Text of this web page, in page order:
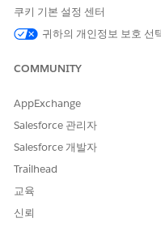
수하지 않습니다.
쿠키 기본 설정 센터
귀하의 개인정보 보호 선
COMMUNITY
AppExchange
Salesforce 관리자
Salesforce 개발자
Trailhead
교육
신뢰